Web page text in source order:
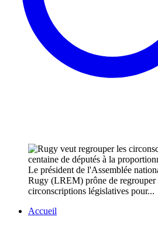
Le président de l'Assemblée
Rugy (LREM) prône de regrouper
circonscriptions législatives pour...
Accueil